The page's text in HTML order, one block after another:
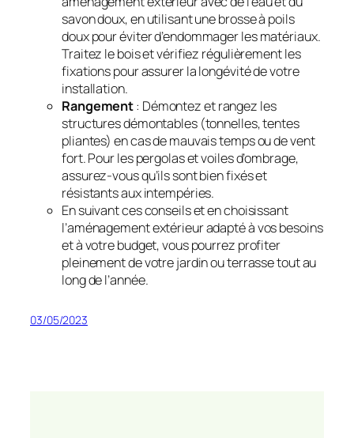
savon doux, en utilisant une brosse à poils
doux pour éviter d’endommager les matériaux.
Traitez le bois et vérifiez régulièrement les
fixations pour assurer la longévité de votre
installation.
Rangement: Démontez et rangez les
structures démontables (tonnelles, tentes
pliantes) en cas de mauvais temps ou de vent
fort. Pour les pergolas et voiles d’ombrage,
assurez-vous qu’ils sont bien fixés et
résistants aux intempéries.
En suivant ces conseils et en choisissant
l’aménagement extérieur adapté à vos besoins
et à votre budget, vous pourrez profiter
pleinement de votre jardin ou terrasse tout au
long de l’année.
03/05/2023